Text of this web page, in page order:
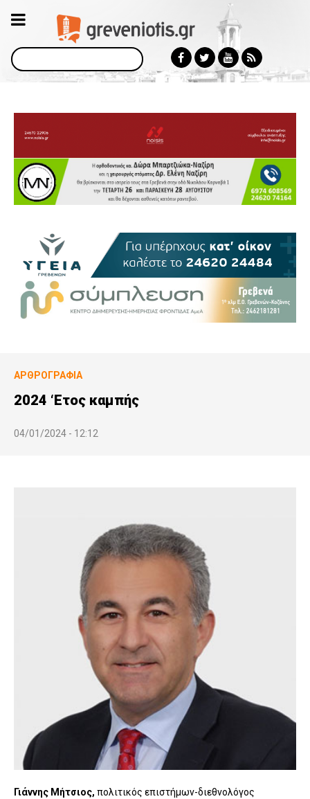
Αναζήτηση
ΑΡΘΡΟΓΡΑΦΊΑ
2024 ‘Ετος καμπής
04/01/2024 - 12:12
Γιάννης Μήτσιος, πολιτικός επιστήμων-διεθνολόγος